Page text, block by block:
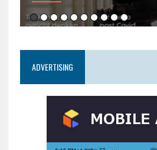
ADVERTISING